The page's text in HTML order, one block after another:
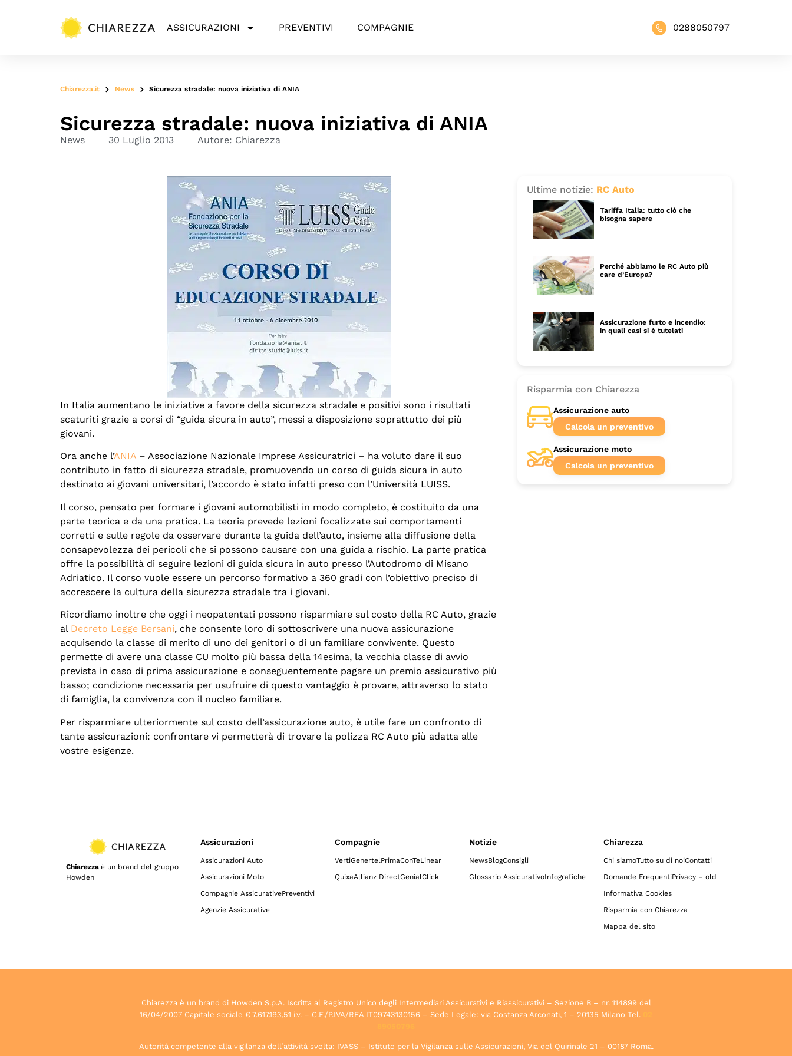
ASSICURAZIONI PREVENTIVI COMPAGNIE 0288050797
Chiarezza.it News Sicurezza stradale: nuova iniziativa di ANIA
Sicurezza stradale: nuova iniziativa di ANIA
News 30 Luglio 2013 Autore: Chiarezza
In Italia aumentano le iniziative a favore della sicurezza stradale e positivi sono i risultati
scaturiti grazie a corsi di “guida sicura in auto”, messi a disposizione soprattutto dei più
giovani.
Ora anche l’ANIA – Associazione Nazionale Imprese Assicuratrici – ha voluto dare il suo
contributo in fatto di sicurezza stradale, promuovendo un corso di guida sicura in auto
destinato ai giovani universitari, l’accordo è stato infatti preso con l’Università LUISS.
Il corso, pensato per formare i giovani automobilisti in modo completo, è costituito da una
parte teorica e da una pratica. La teoria prevede lezioni focalizzate sui comportamenti
corretti e sulle regole da osservare durante la guida dell’auto, insieme alla diffusione della
consapevolezza dei pericoli che si possono causare con una guida a rischio. La parte pratica
offre la possibilità di seguire lezioni di guida sicura in auto presso l’Autodromo di Misano
Adriatico. Il corso vuole essere un percorso formativo a 360 gradi con l’obiettivo preciso di
accrescere la cultura della sicurezza stradale tra i giovani.
Ricordiamo inoltre che oggi i neopatentati possono risparmiare sul costo della RC Auto, grazie
al Decreto Legge Bersani, che consente loro di sottoscrivere una nuova assicurazione
acquisendo la classe di merito di uno dei genitori o di un familiare convivente. Questo
permette di avere una classe CU molto più bassa della 14esima, la vecchia classe di avvio
prevista in caso di prima assicurazione e conseguentemente pagare un premio assicurativo più
basso; condizione necessaria per usufruire di questo vantaggio è provare, attraverso lo stato
di famiglia, la convivenza con il nucleo familiare.
Per risparmiare ulteriormente sul costo dell’assicurazione auto, è utile fare un confronto di
tante assicurazioni: confrontare vi permetterà di trovare la polizza RC Auto più adatta alle
vostre esigenze.
Ultime notizie: RC Auto
Tariffa Italia: tutto ciò che
bisogna sapere
Perché abbiamo le RC Auto più
care d’Europa?
Assicurazione furto e incendio:
in quali casi si è tutelati
Risparmia con Chiarezza
Assicurazione auto
Calcola un preventivo
Assicurazione moto
Calcola un preventivo
Chiarezza è un brand del gruppo
Howden
Assicurazioni
Assicurazioni Auto
Assicurazioni Moto
Compagnie AssicurativePreventivi
Agenzie Assicurative
Compagnie
VertiGenertelPrimaConTeLinear
QuixaAllianz DirectGenialClick
Notizie
NewsBlogConsigli
Glossario AssicurativoInfografiche
Chiarezza
Chi siamoTutto su di noiContatti
Domande FrequentiPrivacy – old
Informativa Cookies
Risparmia con Chiarezza
Mappa del sito
Chiarezza è un brand di Howden S.p.A. Iscritta al Registro Unico degli Intermediari Assicurativi e Riassicurativi – Sezione B – nr. 114899 del
16/04/2007 Capitale sociale € 7.617.193,51 i.v. – C.F./P.IVA/REA IT09743130156 – Sede Legale: via Costanza Arconati, 1 – 20135 Milano Tel.
Autorità competente alla vigilanza dell’attività svolta: IVASS – Istituto per la Vigilanza sulle Assicurazioni, Via del Quirinale 21 – 00187 Roma.